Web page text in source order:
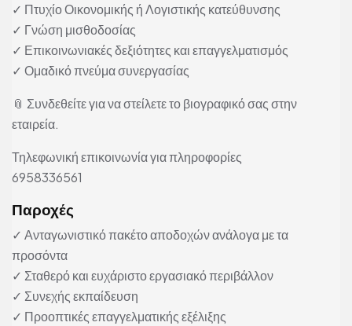
✓ Πτυχίο Οικονομικής ή Λογιστικής κατεύθυνσης
✓ Γνώση μισθοδοσίας
✓ Επικοινωνιακές δεξιότητες και επαγγελματισμός
✓ Ομαδικό πνεύμα συνεργασίας
📎 Συνδεθείτε για να στείλετε το βιογραφικό σας στην
εταιρεία.
Τηλεφωνική επικοινωνία για πληροφορίες
6958336561
Παροχές
✓ Ανταγωνιστικό πακέτο αποδοχών ανάλογα με τα
προσόντα
✓ Σταθερό και ευχάριστο εργασιακό περιβάλλον
✓ Συνεχής εκπαίδευση
✓ Προοπτικές επαγγελματικής εξέλιξης